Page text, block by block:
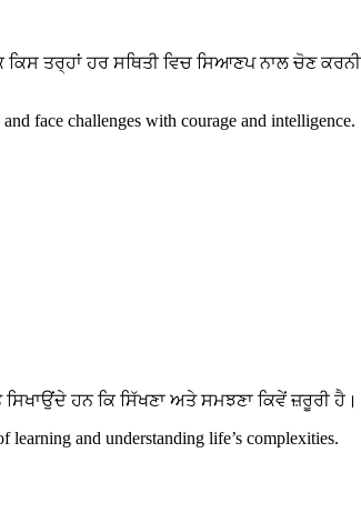
ਤਰ੍ਹਾਂ ਹਰ ਸਥਿਤੀ ਵਿਚ ਸਿਆਣਪ ਨਾਲ ਚੋਣ
face challenges with courage and intelligence.
ਹਨ ਕਿ ਸਿੱਖਣਾ ਅਤੇ ਸਮਝਣਾ ਕਿਵੇਂ ਜ਼ਰੂਰੀ ਹੈ।
and understanding life’s complexities.